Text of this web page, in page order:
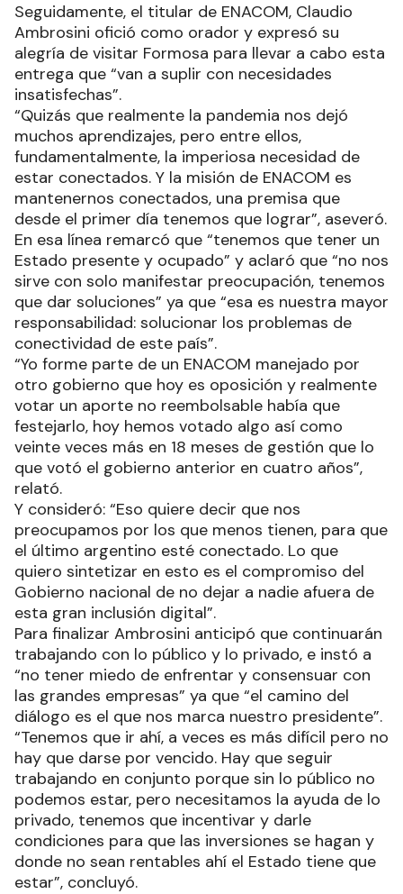
Seguidamente, el titular de ENACOM, Claudio
Ambrosini ofició como orador y expresó su
alegría de visitar Formosa para llevar a cabo esta
entrega que “van a suplir con necesidades
insatisfechas”.
“Quizás que realmente la pandemia nos dejó
muchos aprendizajes, pero entre ellos,
fundamentalmente, la imperiosa necesidad de
estar conectados. Y la misión de ENACOM es
mantenernos conectados, una premisa que
desde el primer día tenemos que lograr”, aseveró.
En esa línea remarcó que “tenemos que tener un
Estado presente y ocupado” y aclaró que “no nos
sirve con solo manifestar preocupación, tenemos
que dar soluciones” ya que “esa es nuestra mayor
responsabilidad: solucionar los problemas de
conectividad de este país”.
“Yo forme parte de un ENACOM manejado por
otro gobierno que hoy es oposición y realmente
votar un aporte no reembolsable había que
festejarlo, hoy hemos votado algo así como
veinte veces más en 18 meses de gestión que lo
que votó el gobierno anterior en cuatro años”,
relató.
Y consideró: “Eso quiere decir que nos
preocupamos por los que menos tienen, para que
el último argentino esté conectado. Lo que
quiero sintetizar en esto es el compromiso del
Gobierno nacional de no dejar a nadie afuera de
esta gran inclusión digital”.
Para finalizar Ambrosini anticipó que continuarán
trabajando con lo público y lo privado, e instó a
“no tener miedo de enfrentar y consensuar con
las grandes empresas” ya que “el camino del
diálogo es el que nos marca nuestro presidente”.
“Tenemos que ir ahí, a veces es más difícil pero no
hay que darse por vencido. Hay que seguir
trabajando en conjunto porque sin lo público no
podemos estar, pero necesitamos la ayuda de lo
privado, tenemos que incentivar y darle
condiciones para que las inversiones se hagan y
donde no sean rentables ahí el Estado tiene que
estar”, concluyó.